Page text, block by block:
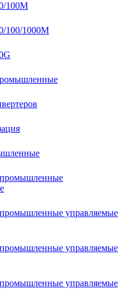
100M
100/1000M
управляемые
управляемые
управляемые